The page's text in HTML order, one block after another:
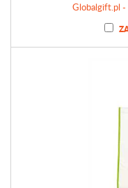
Globalgift.pl